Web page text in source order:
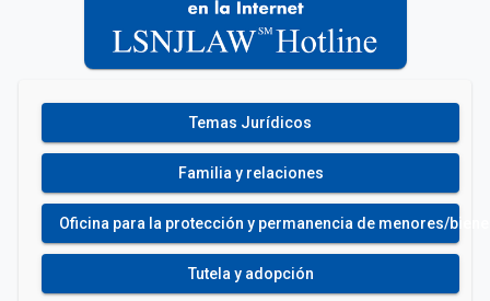
Temas Jurídicos
Familia y relaciones
Oficina para la protección y permanencia de menores/
Tutela y adopción